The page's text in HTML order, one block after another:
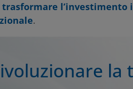
trasformare l’investimento
.
la